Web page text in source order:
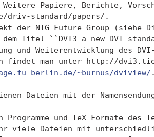
Weitere Papiere, Berichte,
driv-standard/papers/.
der NTG-Future-Group (siehe
Titel ``DVI3 a new DVI
und Weiterentwicklung des
berlin.de/~burnus/dviview/ .

3.1.5 Wozu dienen Dateien mit der Namensendung `.xyz'?

Die einzelnen Programme und TeX-Formate des Textsatzsystems TeX
verwenden sehr viele Dateien mit unterschiedlichen Namensendungen. Damit
auch ein Anf�nger relativ schnell einen �berblick erh�lt, folgt hier
eine Auflistung der h�ufigsten bzw. wichtigsten Dateinamensendungen,
sortiert nach Programmen, TeX-Formaten und weitverbreiteten
Implementierungen.

  (Plain-)TeX:


        .tex
            Standarddateinamensendung f�r alle Arten von
            TeX-Eingabedateien, einige Makropakete wie LaTeX verwenden
            andere Namensendungen, um zwischen Dokument- und den
            notwendigen Makrodefinitionsdateien zu unterscheiden

        .fmt
            TeX-Formatdatei (siehe Frage 3.1.3)

        .dvi
            TeX-Ausgabedatei, enth�lt formatiertes Dokument (siehe Frage
            3.1.4)

        .pool, .poo
            `String-Pool'-Datei, wird von IniTeX oder IniMF ben�tigt.

        .log
            Protokolldatei eines TeX- oder MF-Laufs.

        .lis
            Protokolldatei eines TeX- oder MF-Laufs unter dem
            Betriebssystem OpenVMS.


  METAFONT, Fonts und Tools:


        .mf
            MF-Eingabedatei

        .base

        .bas
            MF-Formatdatei (siehe Frage 3.1.3)

        .tfm
            MF-Ausgabe: TeX Font Metric (siehe Frage 9.1.2)

        .*gf
            MF-Ausgabe: `generic font' (siehe Frage 9.1.2)

        .*pk
            `packed raster' (siehe Frage 9.1.2)

        .*pxl
            `pixel' (siehe Frage 9.1.2): veraltetes, durch
            `.*pk'-Dateien abgel�stes Font-Bitmap-Format

        .pl
            `property list', lesbare Darstellung der in einer tfm-Datei
            enthaltenen Informationen

        .vf
            `virtual font' (siehe Frage 9.1.3)

        .vpl
            `virtual font property list' (siehe Frage 9.1.3)


  METAPOST:


        .mp
            METAPOST-Eingabedatei

        .mem
            METAPOST-Formatdatei (analog zu .fmt bzw. .base)

        .mps
            METAPOST-Ausgabedatei; eine eps-Datei, die aufgrund ihrer
            bekannten und einfachen Struktur mit Hilfe von TeX-Makros in
            das pdf-Format wandelbar ist.

        .mpx
            METAPOST-Eingabedatei, entstanden durch Aufruf von
            `DVItoMP'.


  Omega:


        .otp
            `Omega translation process', definiert Umkodierungsfilter

        .ocp
            `Omega compiled process', compilierte Version einer
            .otp-Datei

        .ofm
            `Omega TeX font metric', erweiterte Version des .tfm-Formats
            f�r Omega

        .opl
            `Omega property list', lesbare Darstellung einer .ofm-Datei

        .ovf
            `Omega virtual font', erweiterte Version des .vf-Formats

        .ovp
            `Omega virtual font property list', lesbare Darstellung
            einer .ovf-Datei


  BibTeX:

        .bst
            BibTeX-Style, enth�lt Anweisungen an BibTeX, wie die
            Literaturangaben aus der .bib-Datei in die .bbl-Datei
            geschrieben werden sollen

        .bib
            BibTeX-Datenbank

        .blg
            Protokolldatei eines BibTeX-Laufs

        .bbl
            BibTeX-Ausgabe, meist in einer Form, die von LaTeX
            eingelesen werden kann


  MakeIndex: